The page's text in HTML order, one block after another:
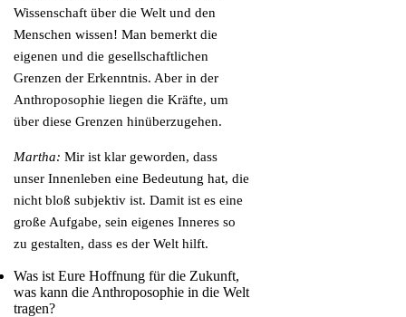
Wissenschaft über die Welt und den
Menschen wissen! Man bemerkt die
eigenen und die gesellschaftlichen
Grenzen der Erkenntnis. Aber in der
Anthroposophie liegen die Kräfte, um
über diese Grenzen hinüberzugehen.
Martha: Mir ist klar geworden, dass
unser Innenleben eine Bedeutung hat, die
nicht bloß subjektiv ist. Damit ist es eine
große Aufgabe, sein eigenes Inneres so
zu gestalten, dass es der Welt hilft.
Was ist Eure Hoffnung für die Zukunft,
was kann die Anthroposophie in die Welt
tragen?